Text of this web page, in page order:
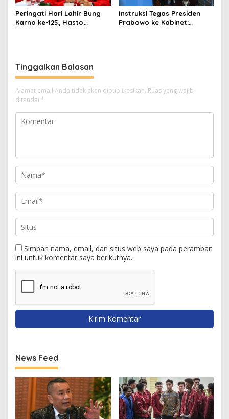
Peringati Hari Lahir Bung
Karno ke-125, Hasto
Instruksi Tegas Presiden
Prabowo ke Kabinet:
Tinggalkan Balasan
Alamat email Anda tidak akan dipublikasikan. Ruas yang wajib
ditandai *
Simpan nama, email, dan situs web saya pada peramban
ini untuk komentar saya berikutnya.
News Feed